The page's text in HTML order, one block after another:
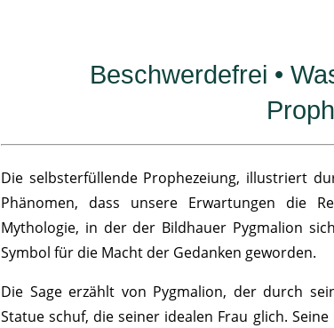
Beschwerdefrei •
Die selbsterfüllende Prophezeiung, illustriert
Phänomen, dass unsere Erwartungen die
Mythologie, in der der Bildhauer Pygmalion
Symbol für die Macht der Gedanken geworden.
Die Sage erzählt von Pygmalion, der durch
Statue schuf, die seiner idealen Frau glich.